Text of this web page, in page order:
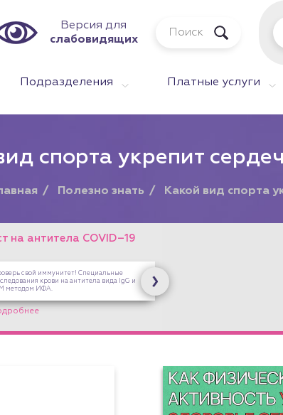
Версия для
слабовидящих
Подразделения Платные услуги
спорта укрепит
Полезно знать Какой вид спорта